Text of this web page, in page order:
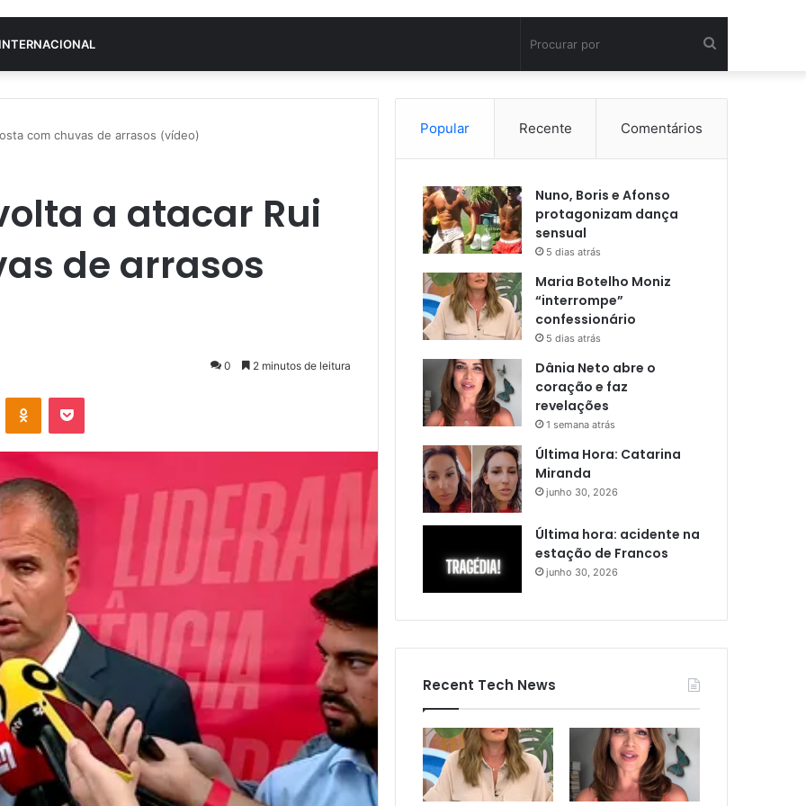
INTERNACIONAL
por
com chuvas de arrasos (vídeo)
a atacar Rui
de arrasos
0 2 minutos de leitura
OK Pocket
Popular Recente Comentários
Nuno, Boris e Afonso
protagonizam dança
sensual
5 dias atrás
Maria Botelho Moniz
“interrompe”
confessionário
5 dias atrás
Dânia Neto abre o
coração e faz
revelações
1 semana atrás
Última Hora: Catarina
Miranda
junho 30, 2026
Última hora: acidente na
estação de Francos
junho 30, 2026
Recent Tech News